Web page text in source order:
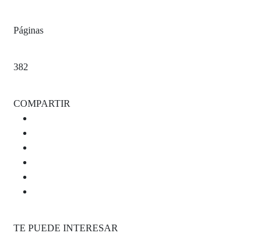
Páginas
382
COMPARTIR
TE PUEDE INTERESAR